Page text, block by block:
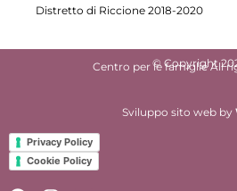
Distretto di Riccione 2018-2020
© Copyright
Centro per le famiglie All
Sviluppo sito web by
Privacy Policy
Cookie Policy